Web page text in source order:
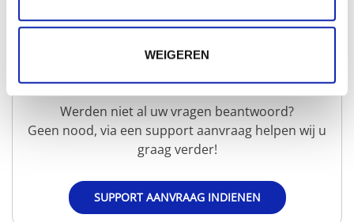
WEIGEREN
Werden niet al uw vragen beantwoord?
Geen nood, via een support aanvraag helpen wij u
graag verder!
SUPPORT AANVRAAG INDIENEN